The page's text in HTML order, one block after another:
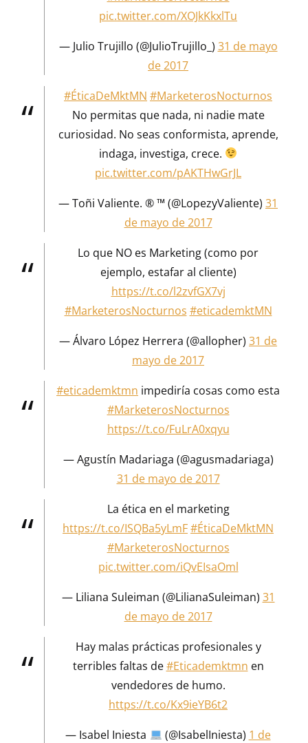
pic.twitter.com/XOJkKkxlTu
— Julio Trujillo (@JulioTrujillo_) 31 de mayo
de 2017
#ÉticaDeMktMN #MarketerosNocturnos
No permitas que nada, ni nadie mate
curiosidad. No seas conformista, aprende,
indaga, investiga, crece.
pic.twitter.com/pAKTHwGrJL
— Toñi Valiente. ® ™ (@LopezyValiente) 31
de mayo de 2017
Lo que NO es Marketing (como por
ejemplo, estafar al cliente)
https://t.co/l2zvfGX7vj
#MarketerosNocturnos #eticademktMN
— Álvaro López Herrera (@allopher) 31 de
mayo de 2017
#eticademktmn impediría cosas como esta
#MarketerosNocturnos
https://t.co/FuLrA0xqyu
— Agustín Madariaga (@agusmadariaga)
31 de mayo de 2017
La ética en el marketing
https://t.co/ISQBa5yLmF#ÉticaDeMktMN
#MarketerosNocturnos
pic.twitter.com/iQvEIsaOml
— Liliana Suleiman (@LilianaSuleiman) 31
de mayo de 2017
Hay malas prácticas profesionales y
terribles faltas de#Eticademktmn en
vendedores de humo.
https://t.co/Kx9ieYB6t2
— Isabel Iniesta
(@IsabelIniesta) 1 de